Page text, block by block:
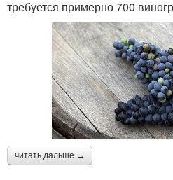
требуется примерно 700
читать дальше →